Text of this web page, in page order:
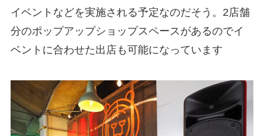
イベントなどを実施される予定なのだそう。2店舗
分のポップアップショップスペースがあるのでイ
ベントに合わせた出店も可能になっています